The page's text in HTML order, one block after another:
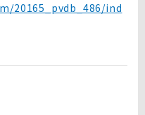
20165_pvdb_486/ind